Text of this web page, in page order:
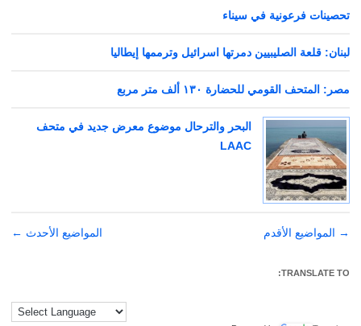
تحصينات فرعونية في سيناء
لبنان: قلعة الصليبيين دمرتها اسرائيل وترممها إيطاليا
مصر: المتحف القومي للحضارة ١٣٠ ألف متر مربع
البحر والترحال موضوع معرض جديد في متحف
LAAC
تصفّح
→ المواضيع الأقدم المواضيع الأحدث ←
TRANSLATE TO: